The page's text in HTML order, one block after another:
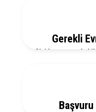
Gerekli
Sizi her aşamada